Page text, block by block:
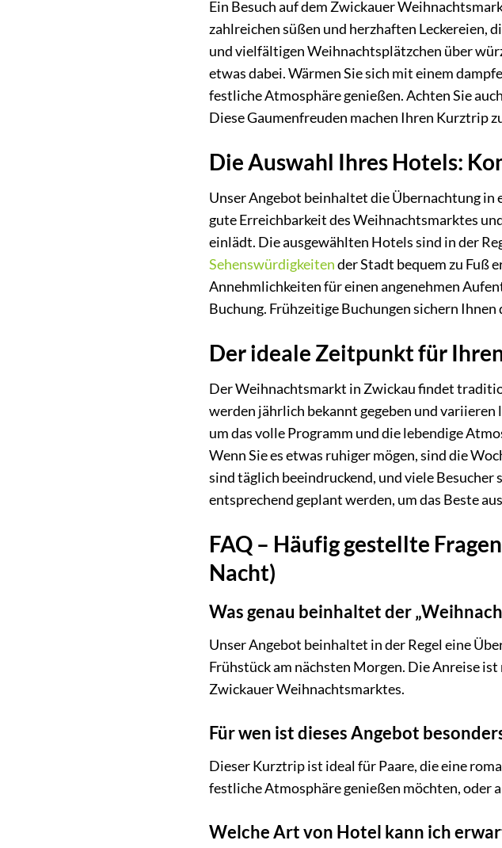
Ein Besuch auf dem Zwickauer
zahlreichen süßen und herzhaften Leckereien,
und vielfältigen Weihnachtsplätzchen über
etwas dabei. Wärmen Sie sich mit einem
festliche Atmosphäre genießen. Achten Sie
Diese Gaumenfreuden machen Ihren Kurztrip
Die Auswahl Ihres Hotels:
Unser Angebot beinhaltet die Übernachtung
gute Erreichbarkeit des Weihnachtsmarktes
einlädt. Die ausgewählten Hotels sind in der
Sehenswürdigkeitender Stadt bequem zu Fuß
Annehmlichkeiten für einen angenehmen
Buchung. Frühzeitige Buchungen sichern
Der ideale Zeitpunkt für
Der Weihnachtsmarkt in Zwickau findet
werden jährlich bekannt gegeben und
um das volle Programm und die lebendige
Wenn Sie es etwas ruhiger mögen, sind die
sind täglich beeindruckend, und viele
entsprechend geplant werden, um das Beste
FAQ – Häufig gestellte
Nacht)
Was genau beinhaltet der
Unser Angebot beinhaltet in der Regel eine
Frühstück am nächsten Morgen. Die Anreise
Zwickauer Weihnachtsmarktes.
Für wen ist dieses Angebot
Dieser Kurztrip ist ideal für Paare, die eine
festliche Atmosphäre genießen möchten, oder
Welche Art von Hotel kann ich